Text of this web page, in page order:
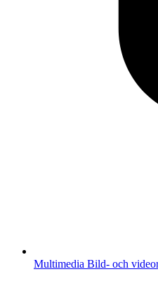
Multimedia Bild- och